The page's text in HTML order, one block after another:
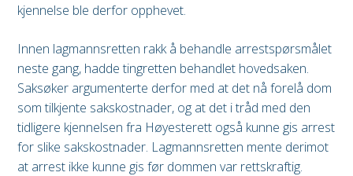
kjennelse ble derfor opphevet.
Innen lagmannsretten rakk å behandle arrestspørsmålet
neste gang, hadde tingretten behandlet hovedsaken.
Saksøker argumenterte derfor med at det nå forelå dom
som tilkjente sakskostnader, og at det i tråd med den
tidligere kjennelsen fra Høyesterett også kunne gis arrest
for slike sakskostnader. Lagmannsretten mente derimot
at arrest ikke kunne gis før dommen var rettskraftig.